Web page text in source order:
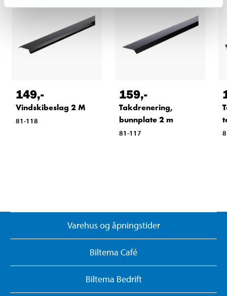
149,-
Vindskibeslag 2 M
81-118
159,-
Takdrenering,
bunnplate 2 m
81-117
Varehus og åpningstider
Biltema Café
Biltema Bedrift